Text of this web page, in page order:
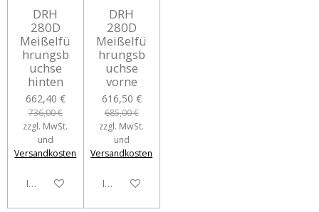
DRH
280D
Meißelfü
hrungsb
uchse
hinten
662,40 €
736,00 €
zzgl. MwSt.
und
Versandkosten
In den Warenkorb
DRH
280D
Meißelfü
hrungsb
uchse
vorne
616,50 €
685,00 €
zzgl. MwSt.
und
Versandkosten
In den Warenkorb